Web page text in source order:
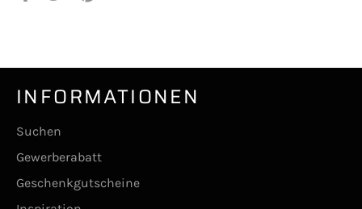
INFORMATIONEN
Suchen
Gewerberabatt
Geschenkgutscheine